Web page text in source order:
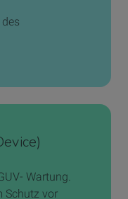
Wartung.
Schutz vor